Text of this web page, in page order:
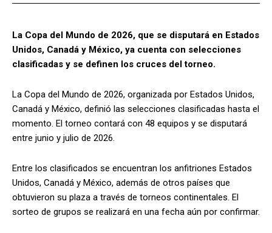
La Copa del Mundo de 2026, que se disputará en Estados
Unidos, Canadá y México, ya cuenta con selecciones
clasificadas y se definen los cruces del torneo.
La Copa del Mundo de 2026, organizada por Estados Unidos,
Canadá y México, definió las selecciones clasificadas hasta el
momento. El torneo contará con 48 equipos y se disputará
entre junio y julio de 2026.
Entre los clasificados se encuentran los anfitriones Estados
Unidos, Canadá y México, además de otros países que
obtuvieron su plaza a través de torneos continentales. El
sorteo de grupos se realizará en una fecha aún por confirmar.